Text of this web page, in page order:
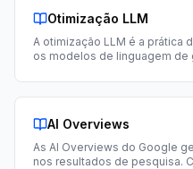
Otimização LLM
A otimização LLM é a prática
os modelos de linguagem de
AI Overviews
As AI Overviews do Google
nos resultados de pesquisa.